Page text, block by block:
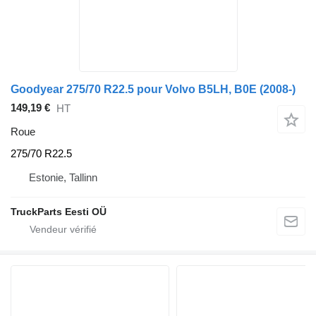
Goodyear 275/70 R22.5 pour Volvo B5LH, B0E (2008-)
149,19 € HT
Roue
275/70 R22.5
Estonie, Tallinn
TruckParts Eesti OÜ